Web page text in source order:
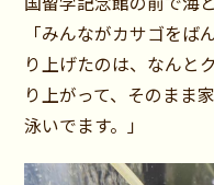
「みんながカサゴを
り上げたのは、なんと
り上がって、そのまま
泳いでます。」